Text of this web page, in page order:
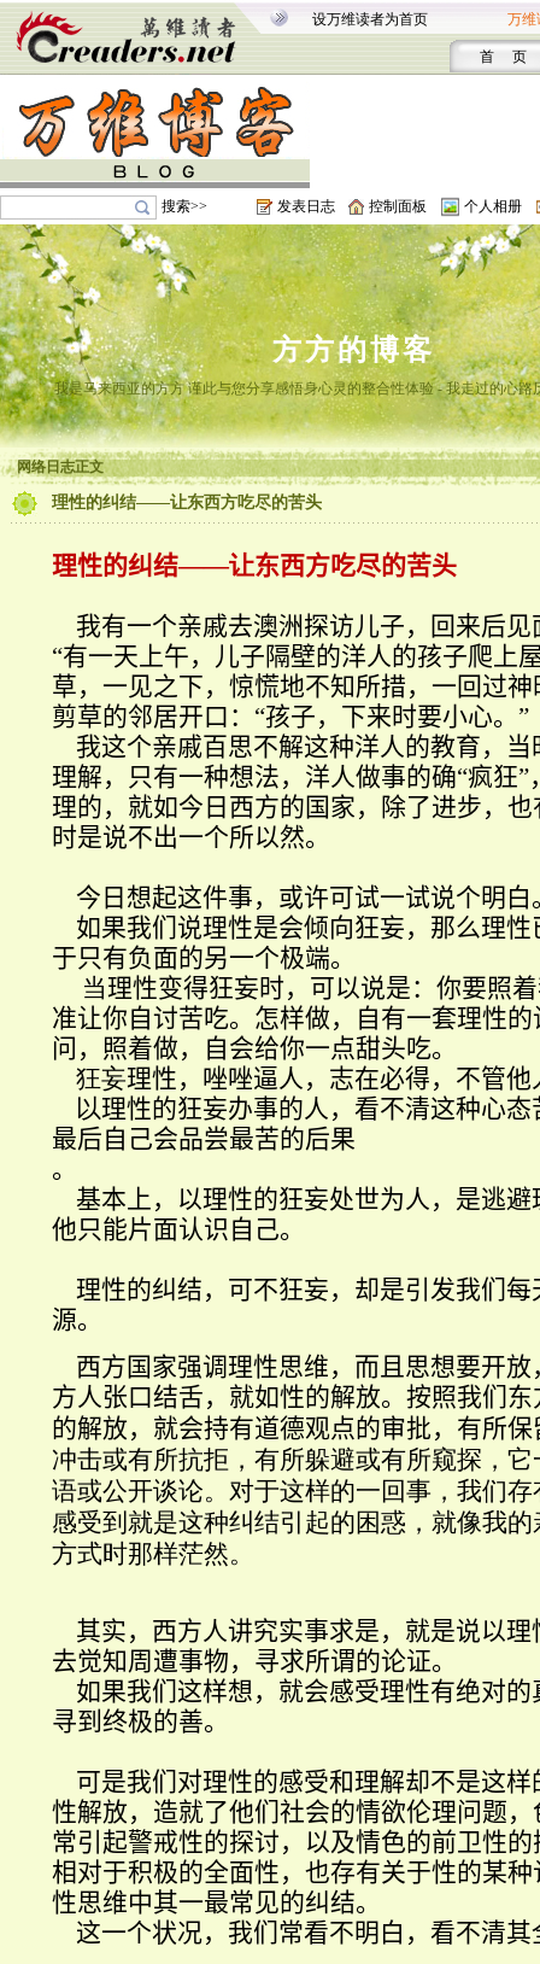
设万维读者为首页 万维
首 页
搜索>> 发表日志 控制面板 个人相册
方方的博客
我是马来西亚的方方 谨此与您分享感悟身心灵的整合性体验 - 我走过的心路
网络日志正文
理性的纠结——让东西方吃尽的苦头
理性的纠结——让东西方吃尽的苦头
我有一个亲戚去澳洲探访儿子，回来后
“有一天上午，儿子隔壁的洋人的孩子爬上
草，一见之下，惊慌地不知所措，一回过
剪草的邻居开口： “孩子，下来时要小心。 ”
我这个亲戚百思不解这种洋人的教育，
理解，只有一种想法，洋人做事的确“疯狂”
理的，就如今日西方的国家，除了进步，
时是说不出一个所以然。
今日想起这件事，或许可试一试说个明白
如果我们说理性是会倾向狂妄，那么理
于只有负面的另一个极端。
当理性变得狂妄时，可以说是：你要照
准让你自讨苦吃。怎样做，自有一套理性
问，照着做，自会给你一点甜头吃。
狂妄理性，唑唑逼人，志在必得，不管他
以理性的狂妄办事的人，看不清这种心
最后自己会品尝最苦的后果
。
基本上，以理性的狂妄处世为人，是逃
他只能片面认识自己。
理性的纠结，可不狂妄，却是引发我们
源。
西方国家强调理性思维，而且思想要开
方人张口结舌，就如性的解放。按照我们
的解放，就会持有道德观点的审批，有所
冲击或有所抗拒，有所躲避或有所窥探，
语或公开谈论。对于这样的一回事，我们
感受到就是这种纠结引起的困惑，就像我
方式时那样茫然。
其实，西方人讲究实事求是，就是说以
去觉知周遭事物，寻求所谓的论证。
如果我们这样想，就会感受理性有绝对
寻到终极的善。
可是我们对理性的感受和理解却不是这
性解放，造就了他们社会的情欲伦理问题
常引起警戒性的探讨，以及情色的前卫性
相对于积极的全面性，也存有关于性的某
性思维中其一最常见的纠结。
这一个状况，我们常看不明白，看不清其